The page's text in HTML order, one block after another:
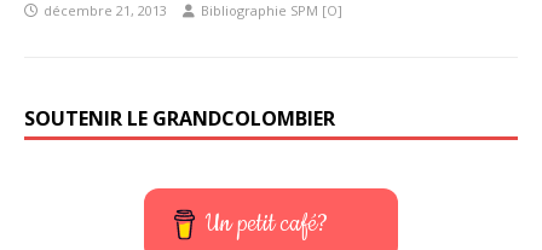
décembre 21, 2013 Bibliographie SPM [O]
SOUTENIR LE GRANDCOLOMBIER
Un petit café?